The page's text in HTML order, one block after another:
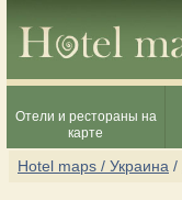
Отели и рестораны на
карте
Hotel maps / Украина /